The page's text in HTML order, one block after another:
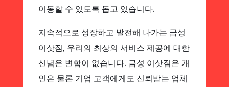
이동할 수 있도록 돕고 있습니다.
지속적으로 성장하고 발전해 나가는 금성
이삿짐, 우리의 최상의 서비스 제공에 대한
신념은 변함이 없습니다. 금성 이삿짐은 개
인은 물론 기업 고객에게도 신뢰받는 업체